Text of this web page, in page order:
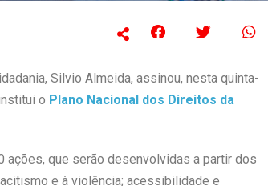
Silvio Almeida, assinou, nesta quinta-
o Plano Nacional dos Direitos da
ações, que serão desenvolvidas a partir dos
e à violência; acessibilidade e